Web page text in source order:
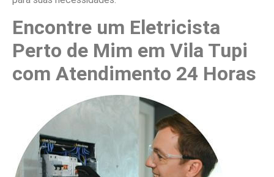
Encontre um Eletricista
Perto de Mim em Vila Tupi
com Atendimento 24 Horas